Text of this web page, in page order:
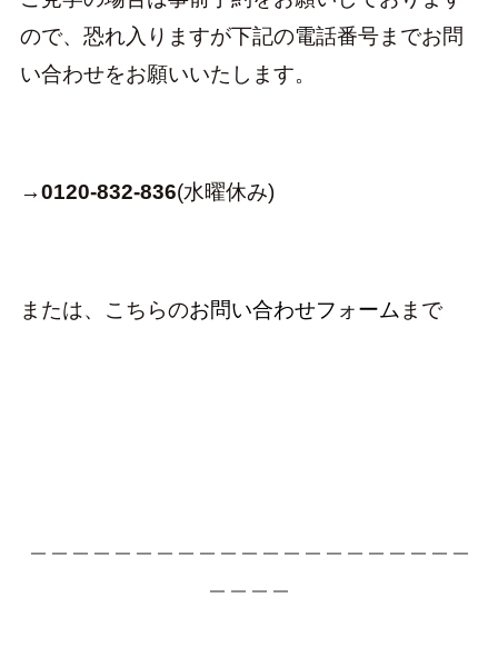
ので、恐れ入りますが下記の電話番号までお問
い合わせをお願いいたします。
→0120-832-836(水曜休み)
または、こちらのお問い合わせフォーム まで